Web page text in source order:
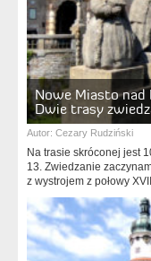
Nowe Miasto nad
Dwie trasy
Autor: Cezary Rudziński
Na trasie skróconej jest
13. Zwiedzanie
z wystrojem z połowy